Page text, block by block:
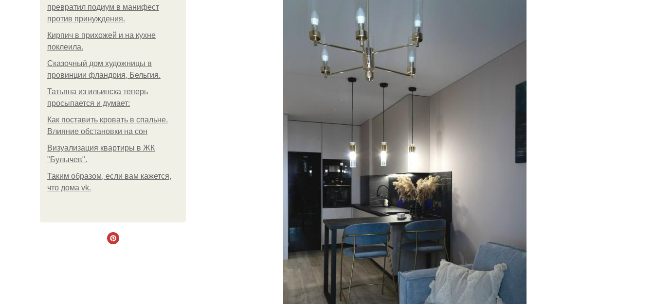
превратил подиум в манифест
против принуждения.
Кирпич в прихожей и на кухне
поклеила.
Сказочный дом художницы в
провинции фландрия, Бельгия.
Татьяна из ильинска теперь
просыпается и думает:
Как поставить кровать в спальне.
Влияние обстановки на сон
Визуализация квартиры в ЖК
"Булычев".
Таким образом, если вам кажется,
что дома vk.